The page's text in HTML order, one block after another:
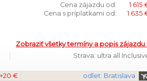
Cena zájazdu od:
1 615
Cena s príplatkami od:
1 635
Zobraziť všetky termíny a popis zájazdu
Strava: ultra all
+20 €
odlet: Bratislava